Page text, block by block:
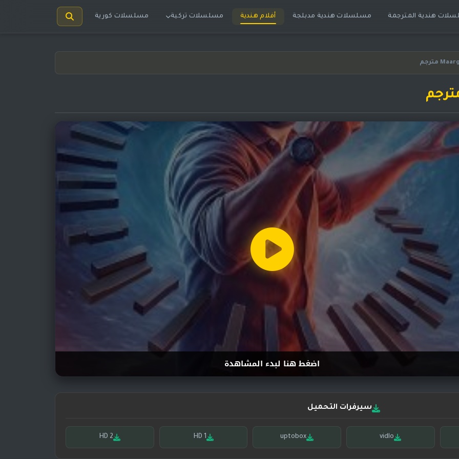
هندية المترجمة مسلسلات هندية مدبلجة أفلام هندية مسلسلات تركية مسلسلات كورية
اضغط هنا لبدء المشاهدة
سيرفرات التحميل
vidlo
uptobox
HD 1
HD 2